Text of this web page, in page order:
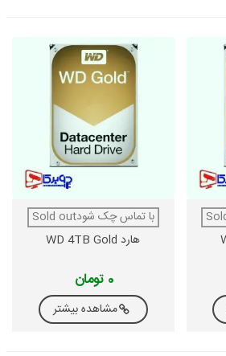
با تماس چک شودSold out
هارد WD 4TB Gold
0 تومان
مشاهده بیشتر